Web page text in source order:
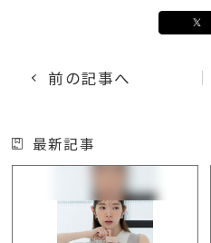
前の記事へ
最新記事